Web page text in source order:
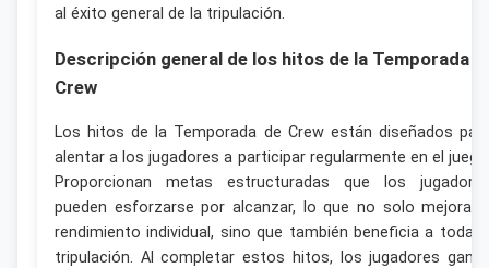
al éxito general de la tripulación.
Descripción general de los hitos de la Temporada
Crew
Los hitos de la Temporada de Crew están diseñados
alentar a los jugadores a participar regularmente en el
Proporcionan metas estructuradas que los
pueden esforzarse por alcanzar, lo que no solo mejora
rendimiento individual, sino que también beneficia a toda
tripulación. Al completar estos hitos, los jugadores